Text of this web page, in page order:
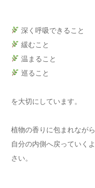
深く呼吸できること
緩むこと
温まること
巡ること
を大切にしています。
植物の香りに包まれながら
自分の内側へ戻っていく
さい。